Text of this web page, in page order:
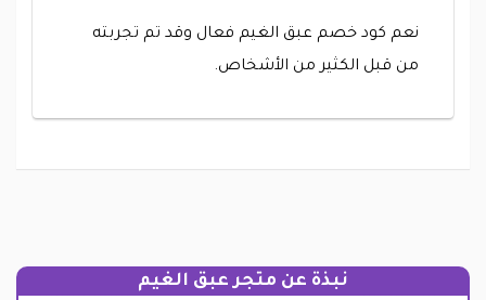
نعم كود خصم عبق الغيم فعال وقد تم تجربته
من قبل الكثير من الأشخاص.
نبذة عن متجر عبق الغيم